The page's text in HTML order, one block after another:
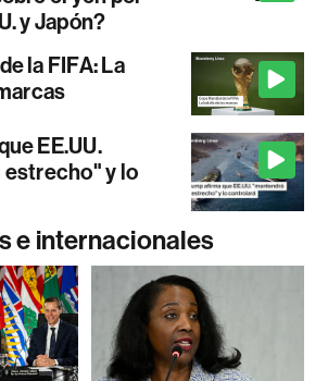
y Japón?
la FIFA: La
EE.UU.
y lo
e internacionales